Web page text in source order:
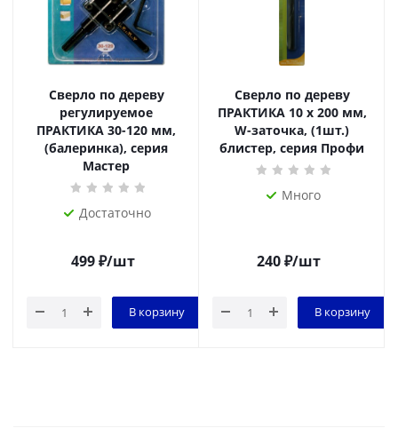
Сверло по дереву
регулируемое
ПРАКТИКА 30-120 мм,
(балеринка), серия
Мастер
Достаточно
499₽/шт
В корзину
Сверло по дереву
ПРАКТИКА 10 х 200 мм,
W-заточка, (1шт.)
блистер, серия Профи
Много
240₽/шт
В корзину